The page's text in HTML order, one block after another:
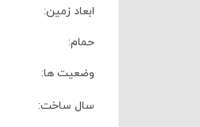
ابعاد زمین:
حمام:
وضعیت ها:
سال ساخت: